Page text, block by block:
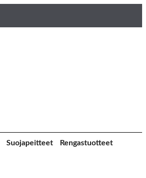
Suojapeitteet
Rengastuotteet